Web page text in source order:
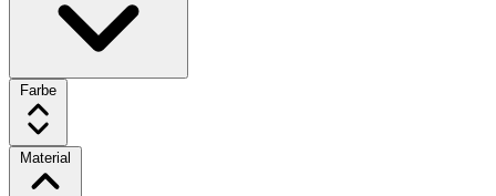
Farbe
Material